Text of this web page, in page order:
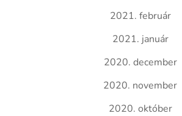
2021. február
2021. január
2020. december
2020. november
2020. október